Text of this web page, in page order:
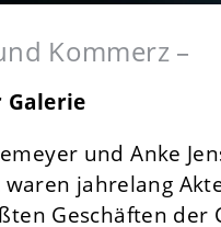
Kommerz –
Galerie
und Anke
jahrelang
Geschäften der